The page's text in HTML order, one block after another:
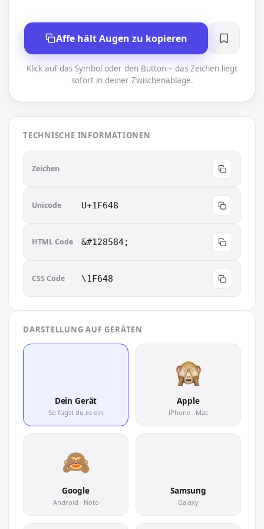
Affe hält Augen zu kopieren
Klick auf das Symbol oder den Button – das Zeichen liegt
sofort in deiner Zwischenablage.
TECHNISCHE INFORMATIONEN
Zeichen
Unicode U+1F648
HTML Code &#128584;
CSS Code \1F648
DARSTELLUNG AUF GERÄTEN
Dein Gerät
So fügst du es ein
Apple
iPhone · Mac
Google
Android · Noto
Samsung
Galaxy